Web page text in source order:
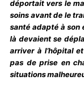
déportait vers le
soins avant de le
santé adapté à son
là devaient se
arriver à l’hôpital
pas de prise en
situations